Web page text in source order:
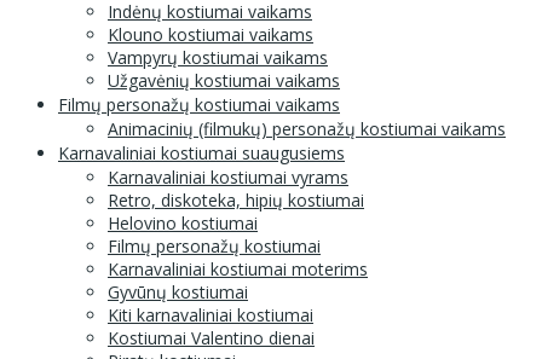
Indėnų kostiumai vaikams
Klouno kostiumai vaikams
Vampyrų kostiumai vaikams
Užgavėnių kostiumai vaikams
Filmų personažų kostiumai vaikams
Animacinių (filmukų) personažų kostiumai vaikams
Karnavaliniai kostiumai suaugusiems
Karnavaliniai kostiumai vyrams
Retro, diskoteka, hipių kostiumai
Helovino kostiumai
Filmų personažų kostiumai
Karnavaliniai kostiumai moterims
Gyvūnų kostiumai
Kiti karnavaliniai kostiumai
Kostiumai Valentino dienai